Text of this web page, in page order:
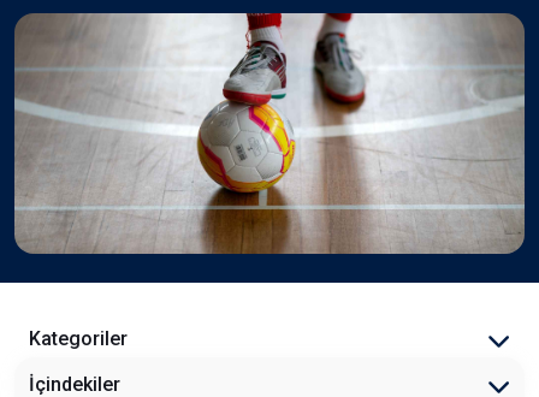
İçindekiler
Kategoriler